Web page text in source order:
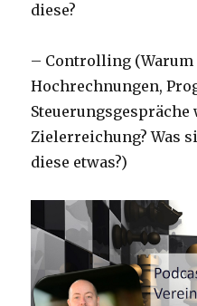
diese?
– Controlling (Warum
Hochrechnungen,
Zielerreichung? Was
diese etwas?)